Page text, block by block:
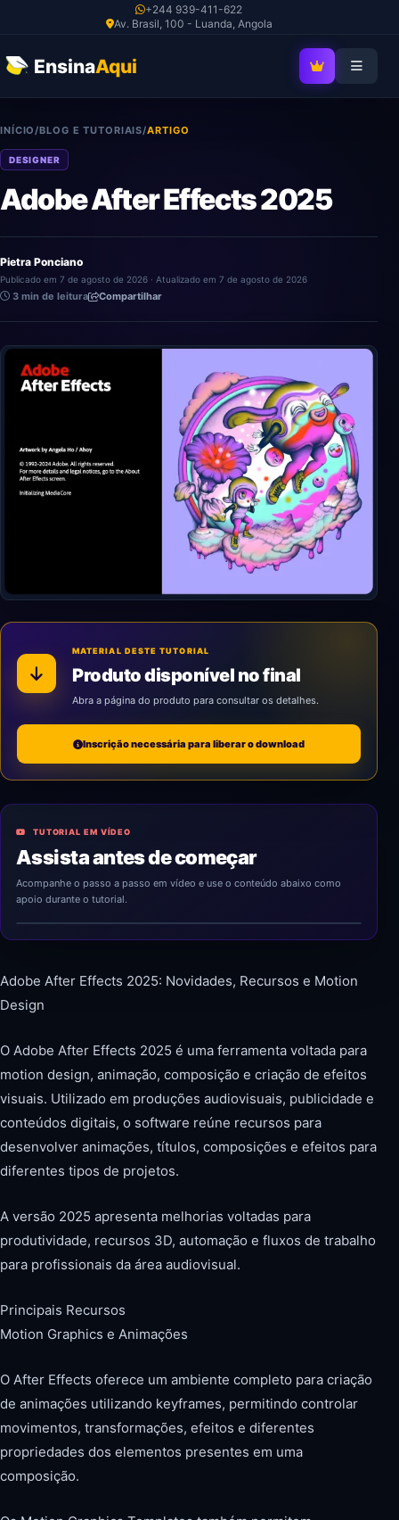
+244 939-411-622
Av. Brasil, 100 - Luanda, Angola
EnsinaAqui SEJA MEMBRO
o
conteúdo
INÍCIO/BLOG E TUTORIAIS/ARTIGO
DESIGNER
Adobe After Effects 2025
Pietra Ponciano
Publicado em 7 de agosto de 2026 · Atualizado em 7 de agosto de 2026
3 min de leitura Compartilhar
MATERIAL DESTE TUTORIAL
Produto disponível no final
Abra a página do produto para consultar os detalhes.
Inscrição necessária para liberar o download
TUTORIAL EM VÍDEO
Assista antes de começar
Acompanhe o passo a passo em vídeo e use o conteúdo abaixo como
apoio durante o tutorial.
Adobe After Effects 2025: Novidades, Recursos e Motion
Design
O Adobe After Effects 2025 é uma ferramenta voltada para
motion design, animação, composição e criação de efeitos
visuais. Utilizado em produções audiovisuais, publicidade e
conteúdos digitais, o software reúne recursos para
desenvolver animações, títulos, composições e efeitos para
diferentes tipos de projetos.
A versão 2025 apresenta melhorias voltadas para
produtividade, recursos 3D, automação e fluxos de trabalho
para profissionais da área audiovisual.
Principais Recursos
Motion Graphics e Animações
O After Effects oferece um ambiente completo para criação
de animações utilizando keyframes, permitindo controlar
movimentos, transformações, efeitos e diferentes
propriedades dos elementos presentes em uma
composição.